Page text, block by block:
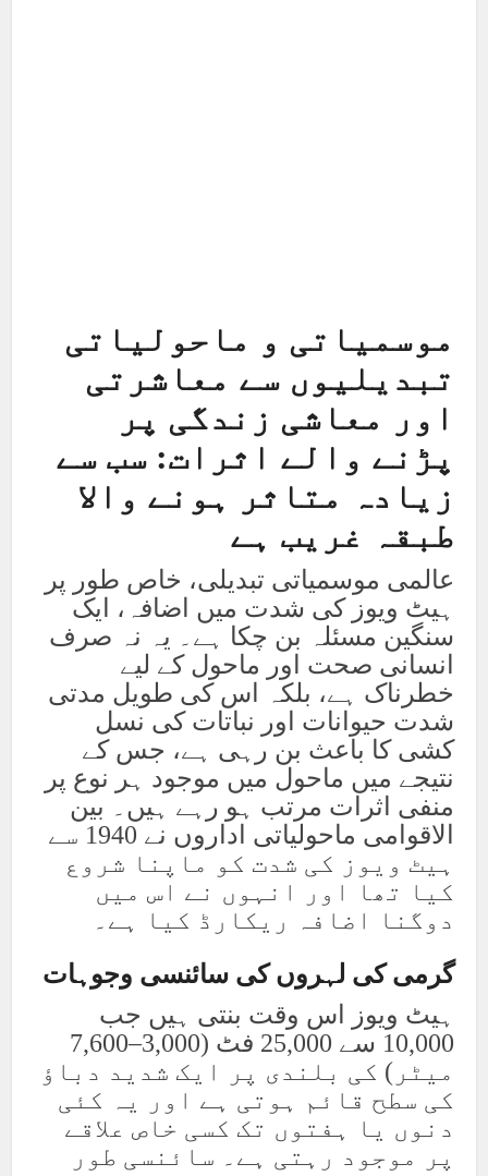
موسمیاتی و ماحولیاتی
تبدیلیوں سے معاشرتی
اور معاشی زندگی پر
پڑنے والے اثرات: سب سے
زیادہ متاثر ہونے والا
طبقہ غریب ہے
عالمی موسمیاتی تبدیلی، خاص طور پر
ہیٹ ویوز کی شدت میں اضافہ، ایک
سنگین مسئلہ بن چکا ہے۔ یہ نہ صرف
انسانی صحت اور ماحول کے لیے
خطرناک ہے، بلکہ اس کی طویل مدتی
شدت حیوانات اور نباتات کی نسل
کشی کا باعث بن رہی ہے، جس کے
نتیجے میں ماحول میں موجود ہر نوع پر
منفی اثرات مرتب ہو رہے ہیں۔ بین
الاقوامی ماحولیاتی اداروں نے 1940 سے
ہیٹ ویوز کی شدت کو ماپنا شروع
کیا تھا اور انہوں نے اس میں
دوگنا اضافہ ریکارڈ کیا ہے۔
گرمی کی لہروں کی سائنسی وجوہات
ہیٹ ویوز اس وقت بنتی ہیں جب
10,000 سے 25,000 فٹ (3,000–7,600
میٹر) کی بلندی پر ایک شدید دباؤ
کی سطح قائم ہوتی ہے اور یہ کئی
دنوں یا ہفتوں تک کسی خاص علاقے
پر موجود رہتی ہے۔ سائنسی طور